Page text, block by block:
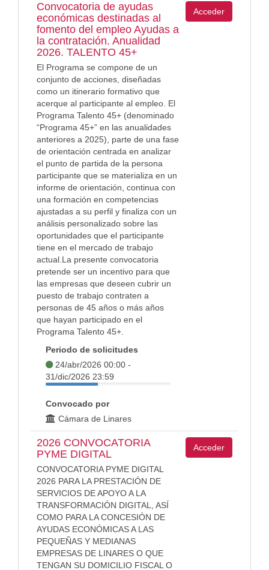
Convocatoria de ayudas
económicas destinadas al
fomento del empleo Ayudas a
la contratación. Anualidad
2026. TALENTO 45+
El Programa se compone de un
conjunto de acciones, diseñadas
como un itinerario formativo que
acerque al participante al empleo. El
Programa Talento 45+ (denominado
“Programa 45+” en las anualidades
anteriores a 2025), parte de una fase
de orientación centrada en analizar
el punto de partida de la persona
participante que se materializa en un
informe de orientación, continua con
una formación en competencias
ajustadas a su perfil y finaliza con un
análisis personalizado sobre las
oportunidades que el participante
tiene en el mercado de trabajo
actual.La presente convocatoria
pretende ser un incentivo para que
las empresas que deseen cubrir un
puesto de trabajo contraten a
personas de 45 años o más años
que hayan participado en el
Programa Talento 45+.
Periodo de solicitudes
24/abr/2026 00:00 -
31/dic/2026 23:59
Convocado por
Cámara de Linares
Acceder
2026 CONVOCATORIA
PYME DIGITAL
CONVOCATORIA PYME DIGITAL
2026 PARA LA PRESTACIÓN DE
SERVICIOS DE APOYO A LA
TRANSFORMACIÓN DIGITAL, ASÍ
COMO PARA LA CONCESIÓN DE
AYUDAS ECONÓMICAS A LAS
PEQUEÑAS Y MEDIANAS
EMPRESAS DE LINARES O QUE
TENGAN SU DOMICILIO FISCAL O
Acceder